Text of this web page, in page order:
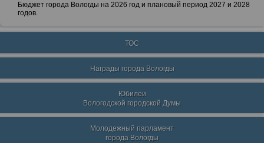
Бюджет города Вологды на 2026 год и плановый период 2027 и 2028
годов.
ТОС
Награды города Вологды
Юбилеи
Вологодской городской Думы
Молодежный парламент
города Вологды